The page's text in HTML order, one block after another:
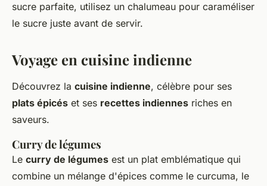
sucre parfaite, utilisez un chalumeau pour caraméliser
le sucre juste avant de servir.
Voyage en cuisine indienne
Découvrez la cuisine indienne, célèbre pour ses
plats épicés et ses recettes indiennes riches en
saveurs.
Curry de légumes
Le curry de légumes est un plat emblématique qui
combine un mélange d'épices comme le curcuma, le